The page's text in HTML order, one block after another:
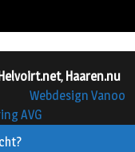
, Haaren.nu
Webdesign Vanoo
AVG